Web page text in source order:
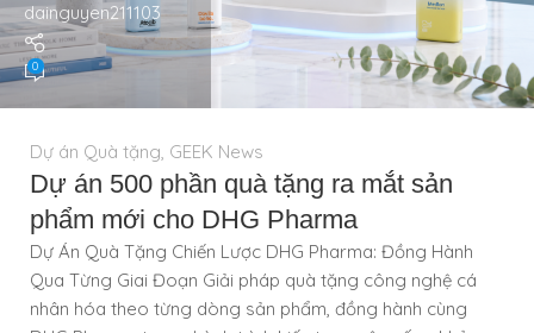
dainguyen211103
0
Dự án Quà tặng, GEEK News
Dự án 500 phần quà tặng ra mắt sản
phẩm mới cho DHG Pharma
Dự Án Quà Tặng Chiến Lược DHG Pharma: Đồng Hành
Qua Từng Giai Đoạn Giải pháp quà tặng công nghệ cá
nhân hóa theo từng dòng sản phẩm, đồng hành cùng